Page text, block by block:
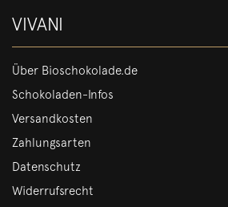
VIVANI
Über Bioschokolade.de
Schokoladen-Infos
Versandkosten
Zahlungsarten
Datenschutz
Widerrufsrecht